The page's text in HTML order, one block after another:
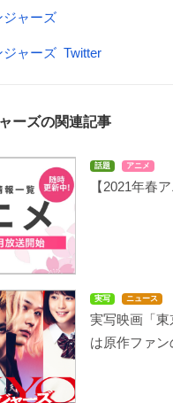
ジャーズ
ジャーズ Twitter
ーズの関連記事
話題 アニメ
【2021年春
実写 ニュース
実写映画「
は原作ファ